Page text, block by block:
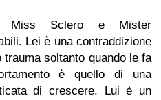
Miss Sclero e Mister
Lei è una contraddizione
soltanto quando le fa
è quello di una
di crescere. Lui è un